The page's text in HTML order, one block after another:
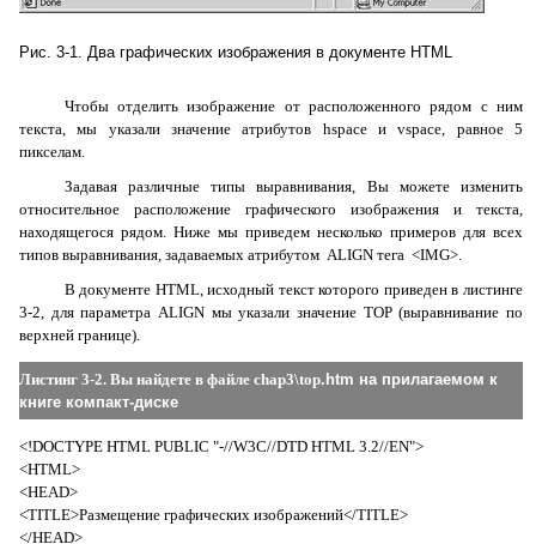
Рис. 3-1. Два графических изображения в документе HTML
Чтобы отделить изображение от расположенного рядом с ним
текста, мы указали значение атрибутов hspaceиvspace, равное 5
пикселам.
Задавая различные типы выравнивания, Вы можете изменить
относительное расположение графического изображения и текста,
находящегося рядом. Ниже мы приведем несколько примеров для всех
типов выравнивания, задаваемых атрибутом ALIGN тега <IMG>.
В документе HTML, исходный текст которого приведен в листинге
3-2, для параметра ALIGN мы указали значение TOP (выравнивание по
верхней границе).
Листинг 3-2. Вы найдете в файле chap3\top. htm на прилагаемом к
книге компакт-диске
<!DOCTYPE HTML PUBLIC "-//W3C//DTD HTML 3.2//EN">
<HTML>
<HEAD>
<TITLE>Размещение графических изображений</TITLE>
</HEAD>